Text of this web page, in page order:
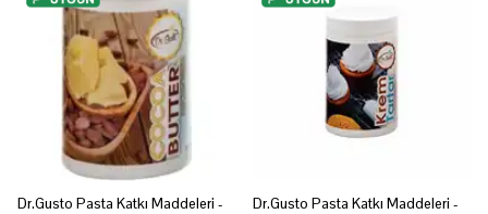
Dr.Gusto Pasta Katkı Maddeleri -
Dr.Gusto Pasta Katkı Maddeleri -